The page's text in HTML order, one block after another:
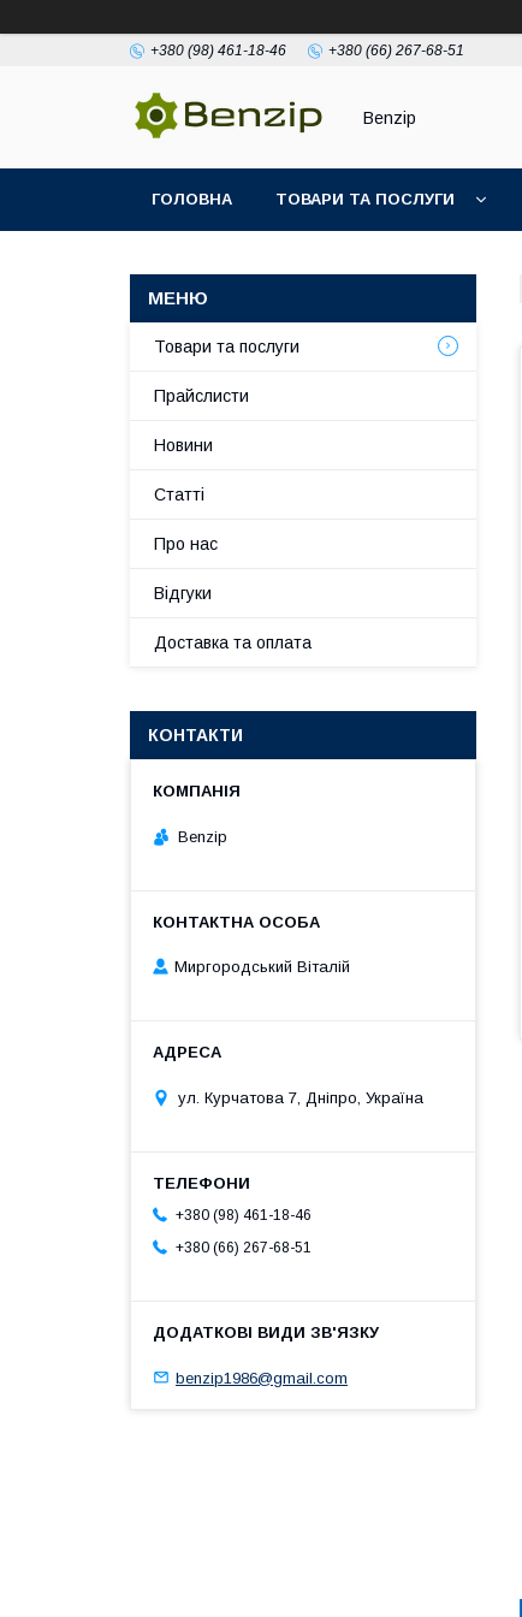
+380 (98) 461-18-46 +380 (66) 267-68-51
Benzip
ГОЛОВНА ТОВАРИ ТА ПОСЛУГИ
Товари та послуги
Прайслисти
Новини
Статті
Про нас
Відгуки
Доставка та оплата
КОНТАКТИ
Benzip
Миргородський Віталій
ул. Курчатова 7, Дніпро, Україна
+380 (98) 461-18-46
+380 (66) 267-68-51
benzip1986@gmail.com